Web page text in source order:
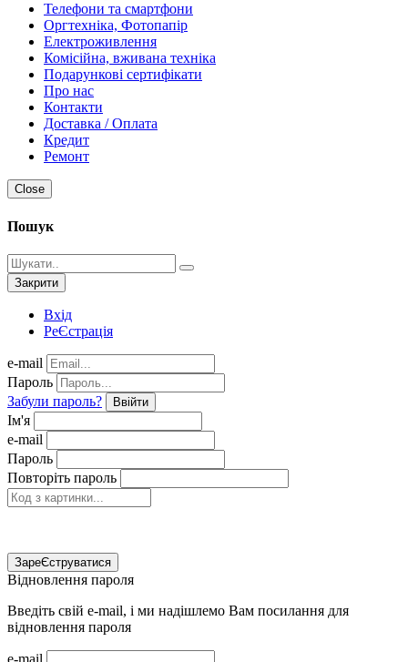
Телефони та смартфони
Оргтехніка, Фотопапір
Електроживлення
Комісійна, вживана техніка
Подарункові сертифікати
Про нас
Контакти
Доставка / Оплата
Кредит
Ремонт
Close
Пошук
Закрити
Вхід
РеЄстрація
e-mail
Пароль
Забули пароль?
Ввійти
Ім'я
e-mail
Пароль
Повторіть пароль
ЗареЄструватися
Відновлення пароля
Введіть свій e-mail, і ми надішлемо Вам посилання для
відновлення пароля
e-mail